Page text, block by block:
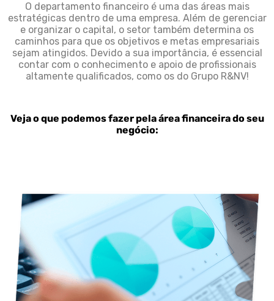
O departamento financeiro é uma das áreas mais
estratégicas dentro de uma empresa. Além de gerenciar
e organizar o capital, o setor também determina os
caminhos para que os objetivos e metas empresariais
sejam atingidos. Devido a sua importância, é essencial
contar com o conhecimento e apoio de profissionais
altamente qualificados, como os do Grupo R&NV!
Veja o que podemos fazer pela área financeira do seu
negócio: